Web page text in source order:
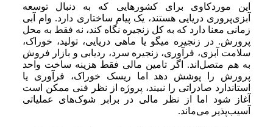
این موردکاوی برای کشورهایی که به دنبال توسعه
آبزی‌پروری دریایی هستند، یک پیام ساختاری دارد. وام آبی
زمانی معنا دارد که به کل زنجیره نگاه کند، نه فقط به محل
پرورش. در زنجیره میگو یا ماهی دریایی، تولید، خوراک،
سلامت آبزی، فرآوری، زنجیره سرد، ردیابی و بازار فروش
به هم متصل‌اند. اگر تامین مالی فقط هزینه ساخت واحد
پرورش را پوشش دهد اما ریسک خوراک، فرآوری یا
استاندارد صادراتی را نبیند، پروژه از نظر فنی ممکن است
آغاز شود اما از نظر مالی در برابر شوک‌های عملیاتی
آسیب‌پذیر می‌ماند.